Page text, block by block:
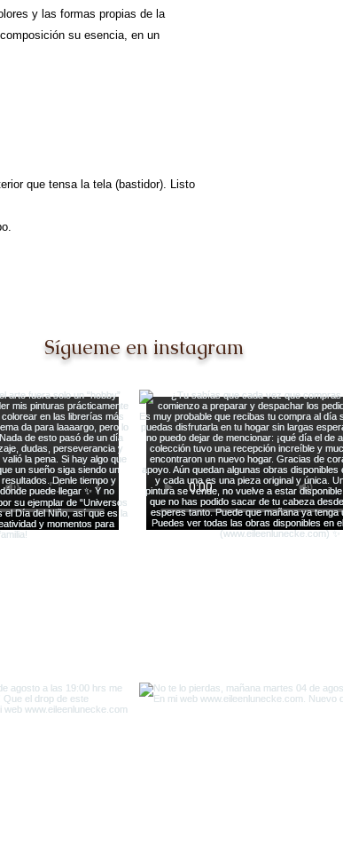
y las formas propias de la
su esencia, en un
que tensa la tela (bastidor). Listo
Sígueme en instagram